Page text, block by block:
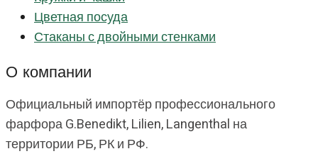
Цветная посуда
Стаканы с двойными стенками
О компании
Официальный импортёр профессионального
фарфора G.Benedikt, Lilien, Langenthal на
территории РБ, РК и РФ.